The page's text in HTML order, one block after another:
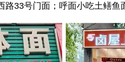
路33号门面；呼面小吃土鳝鱼